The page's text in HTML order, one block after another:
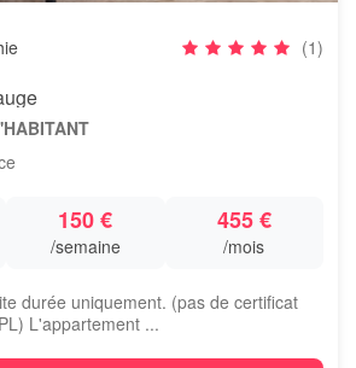
(1)
150 €
/semaine
455 €
/mois
durée uniquement. (pas de certificat
L'appartement ...